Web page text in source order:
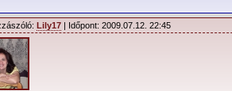
Lily17 | Időpont: 2009.07.12. 22:45